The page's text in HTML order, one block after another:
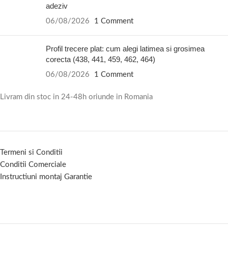
adeziv
06/08/2026 1 Comment
Profil trecere plat: cum alegi latimea si grosimea
corecta (438, 441, 459, 462, 464)
06/08/2026 1 Comment
Livram din stoc in 24-48h oriunde in Romania
Termeni si Conditii
Conditii Comerciale
Instructiuni montaj Garantie